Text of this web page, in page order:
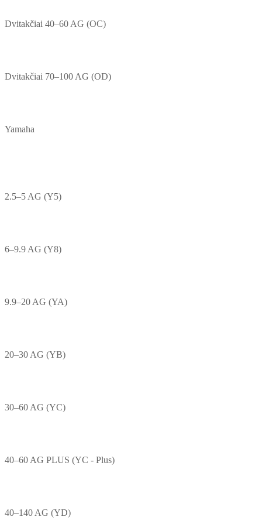
Dvitakčiai 40–60 AG (OC)
Dvitakčiai 70–100 AG (OD)
Yamaha
2.5–5 AG (Y5)
6–9.9 AG (Y8)
9.9–20 AG (YA)
20–30 AG (YB)
30–60 AG (YC)
40–60 AG PLUS (YC - Plus)
40–140 AG (YD)